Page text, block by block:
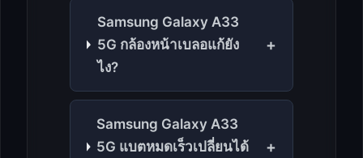
Samsung Galaxy A33
5G กล้องหน้าเบลอแก้ยัง
ไง?
+
Samsung Galaxy A33
5G แบตหมดเร็วเปลี่ยนได้
+